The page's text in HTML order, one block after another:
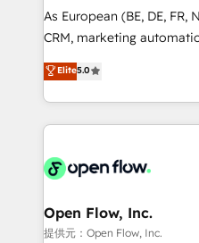
strategy, executed well,
results. The culture is
Mindedness, and Clarity. We are driven to win for the
collective good of the
things are happening.
As European (BE, DE,
CRM, marketing
integration products and
and enterprise customers. We ensure that your sales,
service and marketing
most effective way,
integrated buyers journey.
and Amsterdam. Elixir is a first mover and leader
when it comes to
Elite5.0
Open Flow, Inc.
提供元：Open Flow, Inc.